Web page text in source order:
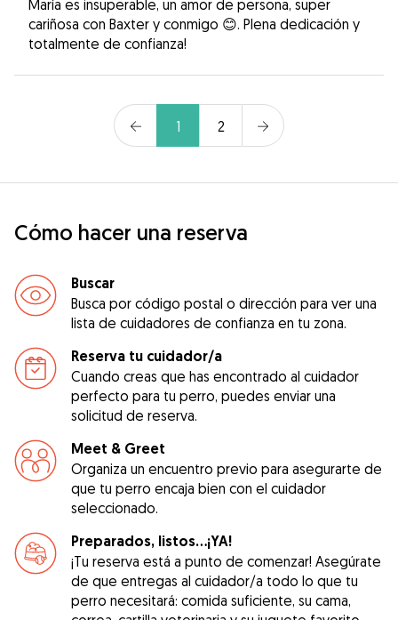
María es insuperable, un amor de persona, super
cariñosa con Baxter y conmigo 😊. Plena dedicación y
totalmente de confianza!
1 2
Cómo hacer una reserva
Buscar
Busca por código postal o dirección para ver una
lista de cuidadores de confianza en tu zona.
Reserva tu cuidador/a
Cuando creas que has encontrado al cuidador
perfecto para tu perro, puedes enviar una
solicitud de reserva.
Meet & Greet
Organiza un encuentro previo para asegurarte de
que tu perro encaja bien con el cuidador
seleccionado.
Preparados, listos...¡YA!
¡Tu reserva está a punto de comenzar! Asegúrate
de que entregas al cuidador/a todo lo que tu
perro necesitará: comida suficiente, su cama,